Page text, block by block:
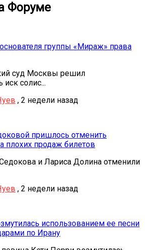
Форуме
группы «Мираж» права
суд Москвы решил
иск солис...
, 2 недели назад
пришлось отменить
плохих продаж билетов
и Лариса Долина отменили
, 2 недели назад
использованием ее песни
по Ирану